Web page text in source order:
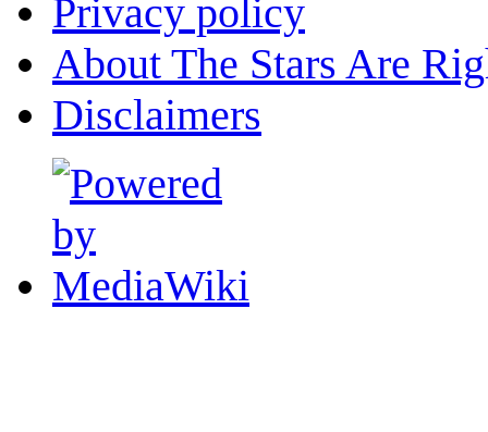
Privacy policy
About The Stars Are
Disclaimers